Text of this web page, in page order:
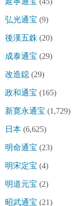
弘光通宝 (9)
後漢五銖 (20)
成泰通宝 (29)
改造鐚 (29)
政和通宝 (165)
新寛永通宝 (1,729)
日本 (6,625)
明命通宝 (23)
明宋定宝 (4)
明道元宝 (2)
昭武通宝 (21)